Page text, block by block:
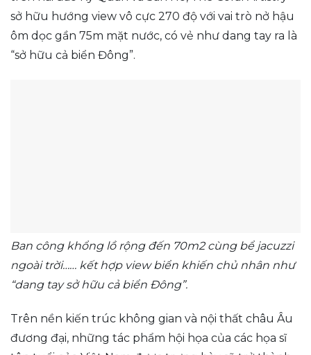
sở hữu hướng view vô cực 270 độ với vai trò nở hậu
ôm dọc gần 75m mặt nước, có vẻ như dang tay ra là
“sở hữu cả biển Đông”.
Ban công khổng lồ rộng đến 70m2 cùng bể jacuzzi
ngoài trời…… kết hợp view biển khiến chủ nhân như
“dang tay sở hữu cả biển Đông”.
Trên nền kiến trúc không gian và nội thất châu Âu
đương đại, những tác phẩm hội họa của các họa sĩ